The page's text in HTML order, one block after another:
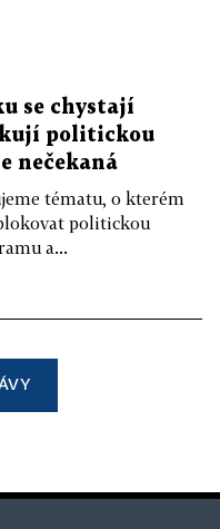
se chystají
politickou
nečekaná
tématu, o kterém
politickou
a...